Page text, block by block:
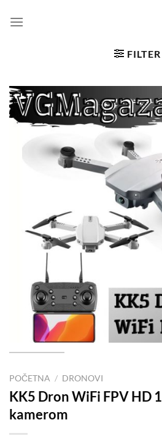
FILTER
POČETNA / DRONOVI
KK5 Dron WiFi FPV HD
kamerom